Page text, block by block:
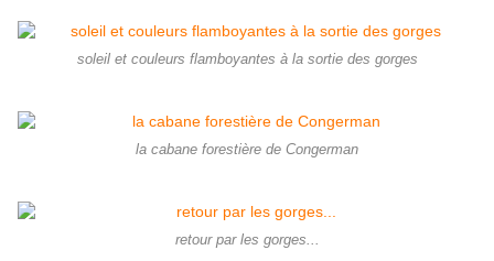
soleil et couleurs flamboyantes à la sortie des gorges
la cabane forestière de Congerman
retour par les gorges...